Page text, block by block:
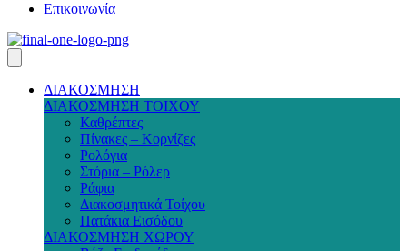
Επικοινωνία
ΔΙΑΚΟΣΜΗΣΗ
ΔΙΑΚΟΣΜΗΣΗ ΤΟΙΧΟΥ
Καθρέπτες
Πίνακες – Κορνίζες
Ρολόγια
Στόρια – Ρόλερ
Ράφια
Διακοσμητικά Τοίχου
Πατάκια Εισόδου
ΔΙΑΚΟΣΜΗΣΗ ΧΩΡΟΥ